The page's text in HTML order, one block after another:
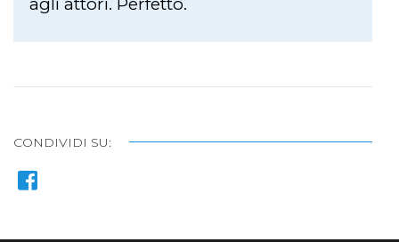
agli attori. Perfetto.
CONDIVIDI SU: